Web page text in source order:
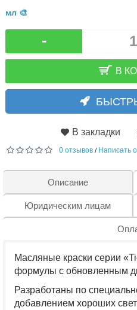
мл 🎨
-
В
В закладки
0 отзывов / Написать
Описание
Юридическим лицам
Масляные краски серии «
формулы с обновленным
Разработаны по
добавлением хороших